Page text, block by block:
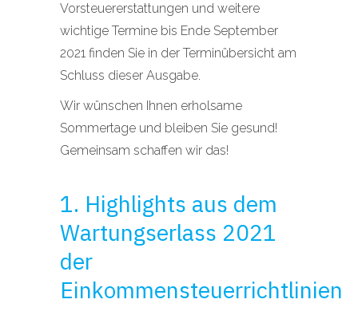
Vorsteuererstattungen und weitere
wichtige Termine bis Ende September
2021 finden Sie in der Terminübersicht am
Schluss dieser Ausgabe.
Wir wünschen Ihnen erholsame
Sommertage und bleiben Sie gesund!
Gemeinsam schaffen wir das!
1. Highlights aus dem
Wartungserlass 2021
der
Einkommensteuerrichtlinien